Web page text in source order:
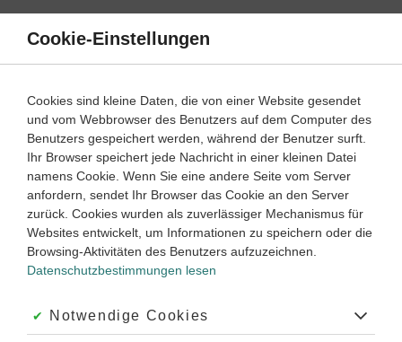
Direkt
Inhalt
Jetzt 30 Tage risikofrei testen!
Für welches Fach möchtest
du lernen?
Cookie-Einstellungen
Cookies sind kleine Daten, die von einer Website gesendet
und vom Webbrowser des Benutzers auf dem Computer des
Benutzers gespeichert werden, während der Benutzer surft.
Ihr Browser speichert jede Nachricht in einer kleinen Datei
namens Cookie. Wenn Sie eine andere Seite vom Server
anfordern, sendet Ihr Browser das Cookie an den Server
zurück. Cookies wurden als zuverlässiger Mechanismus für
Websites entwickelt, um Informationen zu speichern oder die
Browsing-Aktivitäten des Benutzers aufzuzeichnen.
Datenschutzbestimmungen lesen
Akzeptiert:
Notwendige Cookies